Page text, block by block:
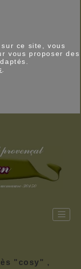
ce site, vous
vous proposer des
"cosy" ,